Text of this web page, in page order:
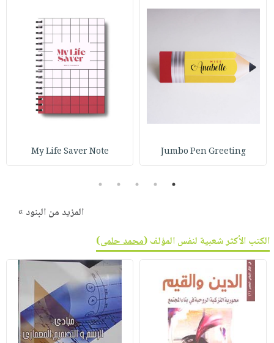
صابون
فيديوهات
طرحها
خدمات
كتابك
تواصل
نشرة
الإصدارات
Jumbo Pen Greeting
My Life Saver Note
1
2
3
4
5
المزيد من البنود »
الكتب الأكثر شعبية لنفس المؤلف (محمد حلمى)